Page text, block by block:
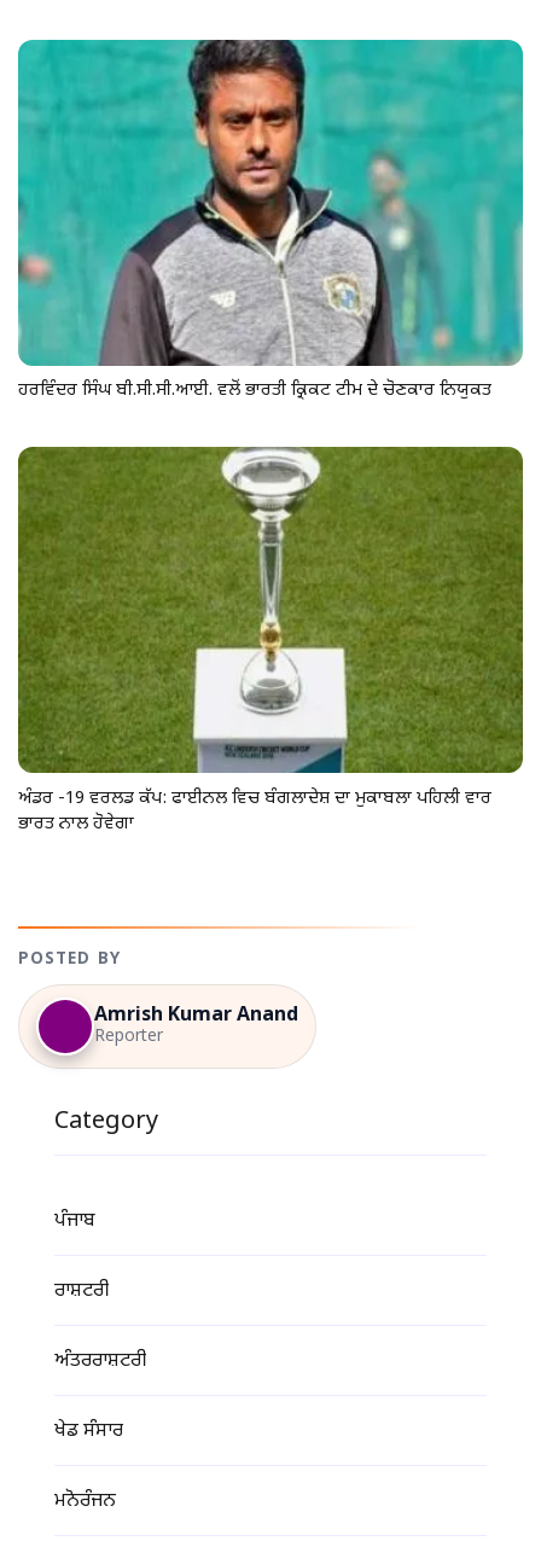
ਹਰਵਿੰਦਰ ਸਿੰਘ ਬੀ.ਸੀ.ਸੀ.ਆਈ. ਵਲੋਂ ਭਾਰਤੀ ਕ੍ਰਿਕਟ ਟੀਮ ਦੇ ਚੋਣਕਾਰ ਨਿਯੁਕਤ
ਅੰਡਰ -19 ਵਰਲਡ ਕੱਪ: ਫਾਈਨਲ ਵਿਚ ਬੰਗਲਾਦੇਸ਼ ਦਾ ਮੁਕਾਬਲਾ ਪਹਿਲੀ ਵਾਰ
ਭਾਰਤ ਨਾਲ ਹੋਵੇਗਾ
POSTED BY
Amrish Kumar Anand
Reporter
Category
ਪੰਜਾਬ
ਰਾਸ਼ਟਰੀ
ਅੰਤਰਰਾਸ਼ਟਰੀ
ਖੇਡ ਸੰਸਾਰ
ਮਨੋਰੰਜਨ